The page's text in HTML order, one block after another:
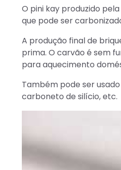
O pini kay produzido
que pode ser
A produção final de
prima. O carvão é sem
para aquecimento
Também pode ser
carboneto de silício, etc.